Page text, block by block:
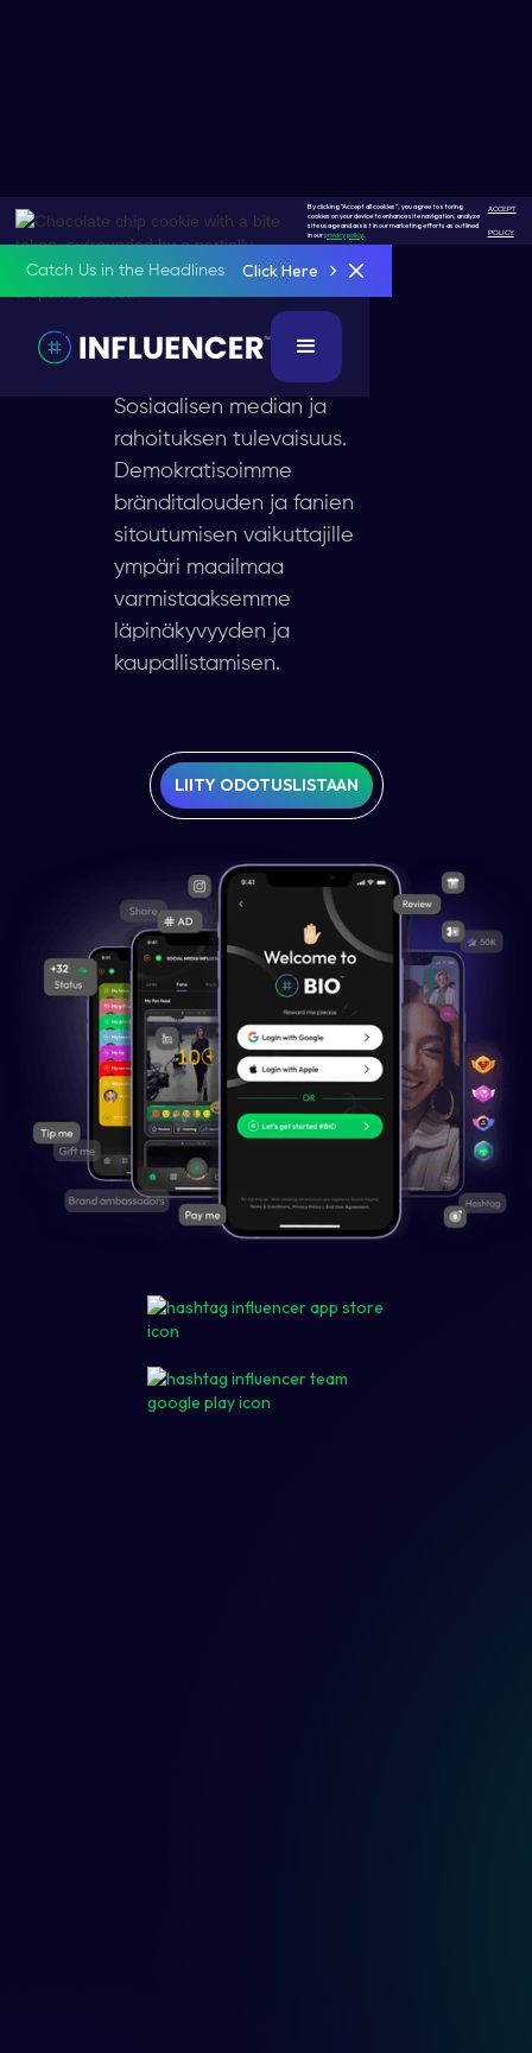
By clicking "Accept all cookies", you agree to storing
cookies on your device to enhance site navigation, analyze
site usage and assist in our marketing efforts as outlined
in ourprivacy policy.
ACCEPT
POLICY
Catch Us in the Headlines Click Here
Socialfi
Seuraava
Vallankumous
Sosiaalisen median ja
rahoituksen tulevaisuus.
Demokratisoimme
bränditalouden ja fanien
sitoutumisen vaikuttajille
ympäri maailmaa
varmistaaksemme
läpinäkyvyyden ja
kaupallistamisen.
LIITY ODOTUSLISTAAN